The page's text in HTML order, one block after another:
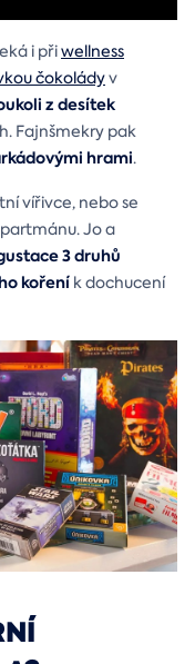
i přiwellness
čokoládyv
z desítek
Fajnšmekry pak
hrami.
vířivce, nebo se
Jo a
3 druhů
koření k dochucení